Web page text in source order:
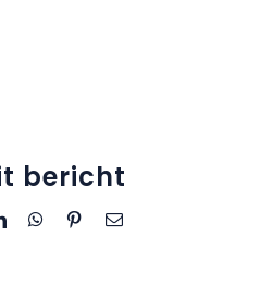
bericht
LinkedInWhatsApp
Pinterest
E-